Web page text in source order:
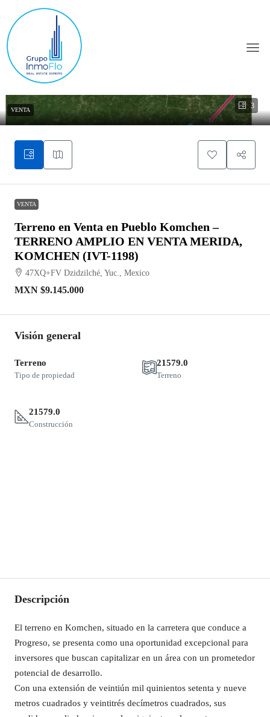
3
VENTA
VENTA
Terreno en Venta en Pueblo Komchen –
TERRENO AMPLIO EN VENTA MERIDA,
KOMCHEN (IVT-1198)
47XQ+FV Dzidzilché, Yuc., Mexico
MXN $9.145.000
Visión general
Terreno
Tipo de propiedad
21579.0
Terreno
21579.0
Construcción
Descripción
El terreno en Komchen, situado en la carretera que conduce a
Progreso, se presenta como una oportunidad excepcional para
inversores que buscan capitalizar en un área con un prometedor
potencial de desarrollo.
Con una extensión de veintiún mil quinientos setenta y nueve
metros cuadrados y veintitrés decímetros cuadrados, sus